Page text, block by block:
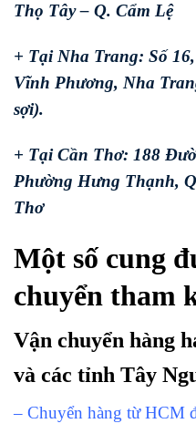
Thọ Tây – Q. Cẩm Lệ
+ Tại Nha Trang: Số
Vĩnh Phương, Nha
sợi).
+ Tại Cần Thơ: 188
Phường Hưng Thạnh,
Thơ
Một số cung
chuyển tham
Vận chuyển hàng
và các tỉnh Tây
– Chuyển hàng từ HCM